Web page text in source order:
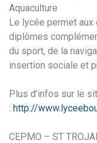
Aquaculture
Le lycée permet
diplômes
du sport, de la
insertion sociale et
Plus d’infos sur le
: http://
CEPMO – ST